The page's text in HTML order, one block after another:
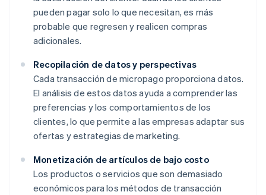
pueden pagar solo lo que necesitan, es más
probable que regresen y realicen compras
adicionales.
Recopilación de datos y perspectivas
Cada transacción de micropago proporciona datos.
El análisis de estos datos ayuda a comprender las
preferencias y los comportamientos de los
clientes, lo que permite a las empresas adaptar sus
ofertas y estrategias de marketing.
Monetización de artículos de bajo costo
Los productos o servicios que son demasiado
económicos para los métodos de transacción